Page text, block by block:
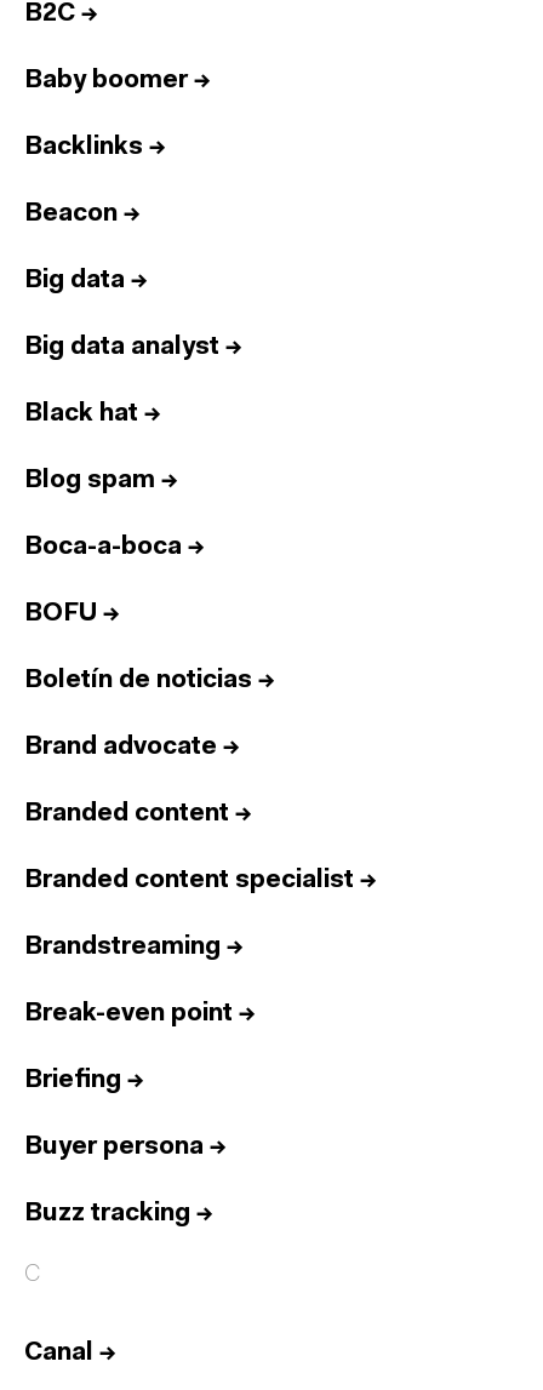
B2C →
Baby boomer→
Backlinks →
Beacon →
Big data →
Big data analyst →
Black hat →
Blog spam →
Boca-a-boca →
BOFU →
Boletín de noticias →
Brand advocate →
Branded content →
Branded content specialist →
Brandstreaming →
Break-even point →
Briefing →
Buyer persona →
Buzz tracking →
C
Canal →